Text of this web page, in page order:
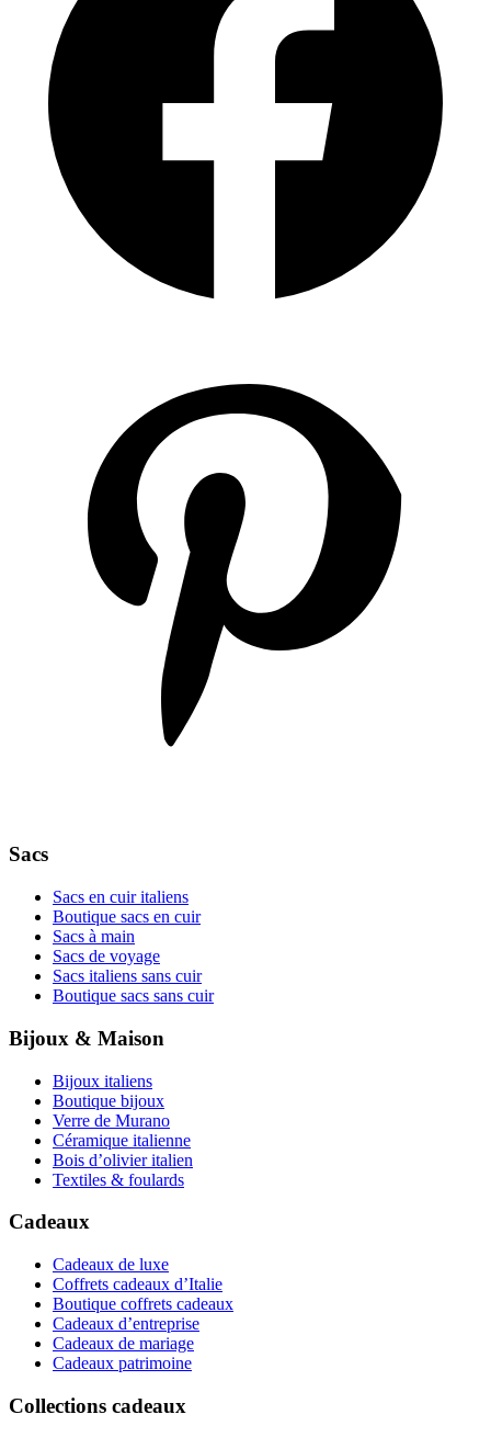
Sacs
Sacs en cuir italiens
Boutique sacs en cuir
Sacs à main
Sacs de voyage
Sacs italiens sans cuir
Boutique sacs sans cuir
Bijoux & Maison
Bijoux italiens
Boutique bijoux
Verre de Murano
Céramique italienne
Bois d’olivier italien
Textiles & foulards
Cadeaux
Cadeaux de luxe
Coffrets cadeaux d’Italie
Boutique coffrets cadeaux
Cadeaux d’entreprise
Cadeaux de mariage
Cadeaux patrimoine
Collections cadeaux